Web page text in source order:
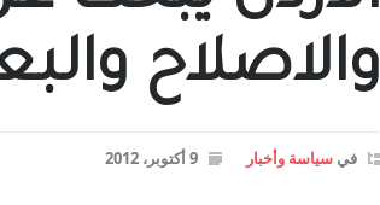
والاصلاح
في سياسة وأخبار 9 أكتوبر، 2012